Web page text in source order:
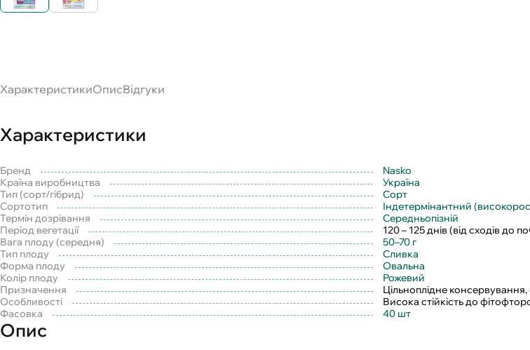
ХарактеристикиОписВідгуки
Характеристики
Бренд
Nasko
Країна виробництва
Україна
Тип (сорт/гібрид)
Сорт
Сортотип
Індетермінантний
Термін дозрівання
Середньопізній
Період вегетації
120 – 125 днів (від сходів до
Вага плоду (середня)
50–70 г
Тип плоду
Сливка
Форма плоду
Овальна
Колір плоду
Рожевий
Призначення
Цільноплідне консервування,
Особливості
Висока стійкість до
Фасовка
40 шт
Опис